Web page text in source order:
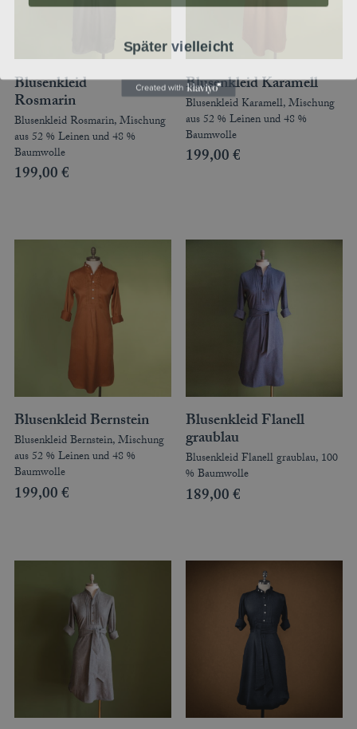
Blusenkleid
Rosmarin
Blusenkleid Rosmarin, Mischung
aus 52 % Leinen und 48 %
Baumwolle
199,00€
Blusenkleid Karamell
Blusenkleid Karamell, Mischung
aus 52 % Leinen und 48 %
Baumwolle
199,00€
Blusenkleid Bernstein
Blusenkleid Bernstein, Mischung
aus 52 % Leinen und 48 %
Baumwolle
199,00€
Blusenkleid Flanell
graublau
Blusenkleid Flanell graublau, 100
% Baumwolle
189,00€
Später vielleicht